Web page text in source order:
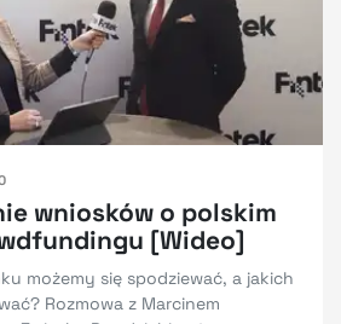
wniosków o polskim
[Wideo]
możemy się spodziewać, a jakich
Rozmowa z Marcinem